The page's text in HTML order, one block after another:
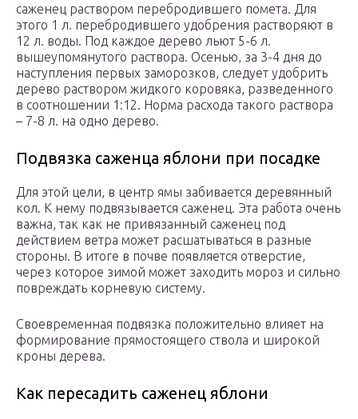
саженец раствором перебродившего помета. Для
этого 1 л. перебродившего удобрения растворяют в
12 л. воды. Под каждое дерево льют 5-6 л.
вышеупомянутого раствора. Осенью, за 3-4 дня до
наступления первых заморозков, следует удобрить
дерево раствором жидкого коровяка, разведенного
в соотношении 1:12. Норма расхода такого раствора
– 7-8 л. на одно дерево.
Подвязка саженца яблони при посадке
Для этой цели, в центр ямы забивается деревянный
кол. К нему подвязывается саженец. Эта работа очень
важна, так как не привязанный саженец под
действием ветра может расшатываться в разные
стороны. В итоге в почве появляется отверстие,
через которое зимой может заходить мороз и сильно
повреждать корневую систему.
Своевременная подвязка положительно влияет на
формирование прямостоящего ствола и широкой
кроны дерева.
Как пересадить саженец яблони